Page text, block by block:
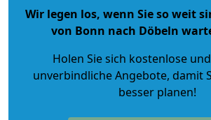
Wir legen los, wenn Sie so weit
von Bonn nach Döbeln
Holen Sie sich kostenlose
unverbindliche Angebote, damit
besser planen!